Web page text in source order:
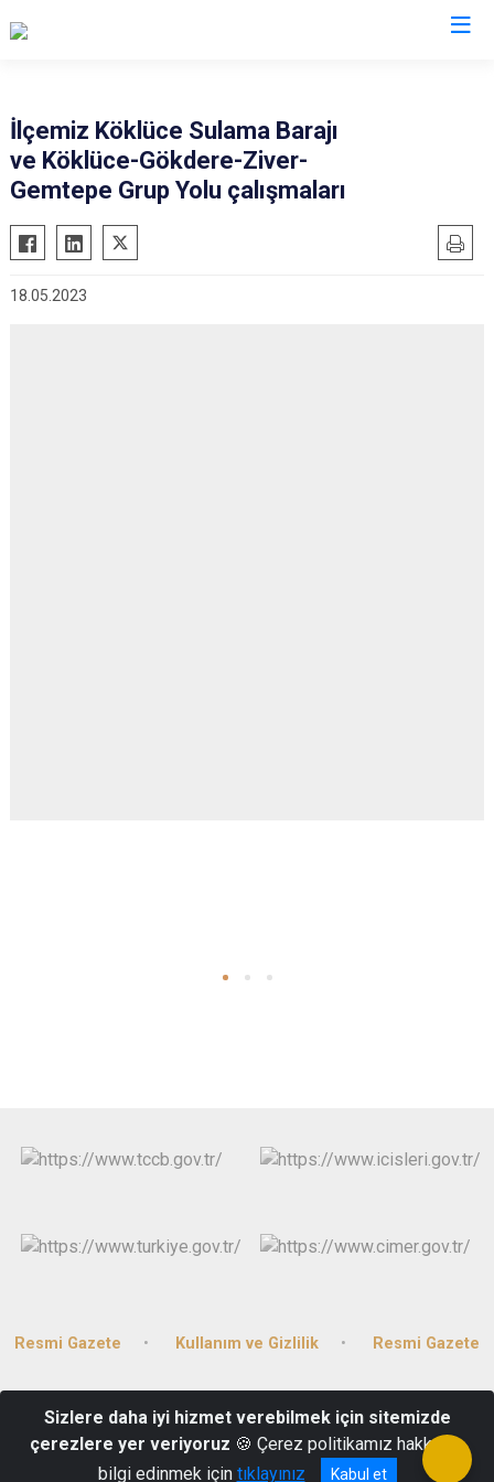
Ağın
Arıcak
Keban
Kovancılar
İlçemiz Köklüce Sulama Barajı
ve Köklüce-Gökdere-Ziver-
Gemtepe Grup Yolu çalışmaları
18.05.2023
Resmi Gazete Kullanım ve Gizlilik Resmi Gazete
Palu/ELAZIĞ
0 (424) 651 2001
Sizlere daha iyi hizmet verebilmek için sitemizde
çerezlere yer veriyoruz 🍪 Çerez politikamız hakkında
bilgi edinmek için tıklayınız Kabul et